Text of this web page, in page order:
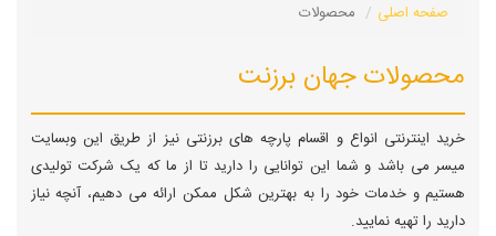
صفحه اصلی محصولات
محصولات جهان برزنت
خرید اینترنتی انواع و اقسام پارچه های برزنتی نیز از طریق این وبسایت
میسر می باشد و شما این توانایی را دارید تا از ما که یک شرکت تولیدی
هستیم و خدمات خود را به بهترین شکل ممکن ارائه می دهیم، آنچه نیاز
دارید را تهیه نمایید.